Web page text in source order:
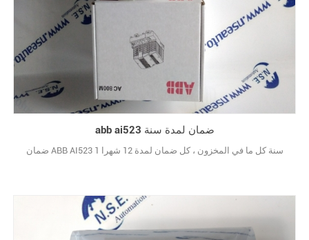
abb ai523 ضمان لمدة سنة
ضمان ABB AI523 1 سنة كل ما في المخزون ، كل ضمان لمدة 12 شهرا